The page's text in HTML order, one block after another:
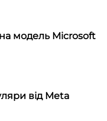
модель Microsoft
від Meta